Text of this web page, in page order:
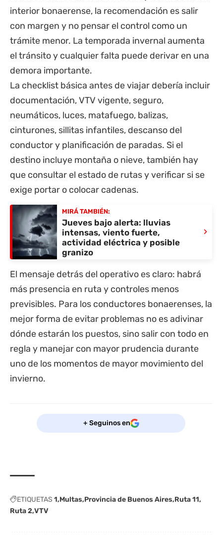
interior bonaerense, la recomendación es salir
con margen y no pensar el control como un
trámite menor. La temporada invernal aumenta
el tránsito y cualquier falta puede derivar en una
demora importante.
La checklist básica antes de viajar debería incluir
documentación, VTV vigente, seguro,
neumáticos, luces, matafuego, balizas,
cinturones, sillitas infantiles, descanso del
conductor y planificación de paradas. Si el
destino incluye montaña o nieve, también hay
que consultar el estado de rutas y verificar si se
exige portar o colocar cadenas.
MIRÁ TAMBIÉN:
Jueves bajo alerta: lluvias
intensas, viento fuerte,
actividad eléctrica y posible
granizo
›
El mensaje detrás del operativo es claro: habrá
más presencia en ruta y controles menos
previsibles. Para los conductores bonaerenses, la
mejor forma de evitar problemas no es adivinar
dónde estarán los puestos, sino salir con todo en
regla y manejar con mayor prudencia durante
uno de los momentos de mayor movimiento del
invierno.
+ Seguinos en
ETIQUETAS 1 Multas Provincia de Buenos Aires Ruta 11
Ruta 2 VTV